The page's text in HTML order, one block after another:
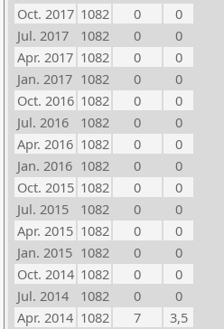
Oct. 2017 1082 0
0
Jul. 2017
1082 0
0
Apr. 2017 1082 0
0
Jan. 2017 1082 0
0
Oct. 2016 1082 0
0
Jul. 2016
1082 0
0
Apr. 2016 1082 0
0
Jan. 2016 1082 0
0
Oct. 2015 1082 0
0
Jul. 2015
1082 0
0
Apr. 2015 1082 0
0
Jan. 2015 1082 0
0
Oct. 2014 1082 0
0
Jul. 2014
1082 0
0
Apr. 2014 1082 7
3,5